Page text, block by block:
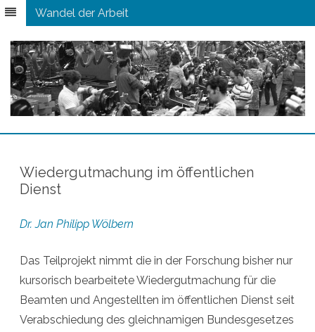
Wandel der Arbeit
Wiedergutmachung im öffentlichen
Dienst
Dr. Jan Philipp Wölbern
Das Teilprojekt nimmt die in der Forschung bisher nur
kursorisch bearbeitete Wiedergutmachung für die
Beamten und Angestellten im öffentlichen Dienst seit
Verabschiedung des gleichnamigen Bundesgesetzes